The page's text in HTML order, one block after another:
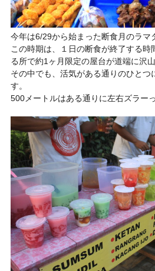
今年は6/29から始まった断食月のラマ
この時期は、１日の断食が終了する時
る所で約1ヶ月限定の屋台が道端に沢山
その中でも、活気がある通りのひとつ
す。
500メートルはある通りに左右ズラー